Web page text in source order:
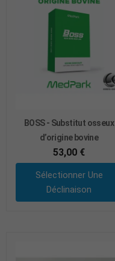
BOSS - Substitut osseux
d’origine bovine
53,00 €
Sélectionner Une
Déclinaison